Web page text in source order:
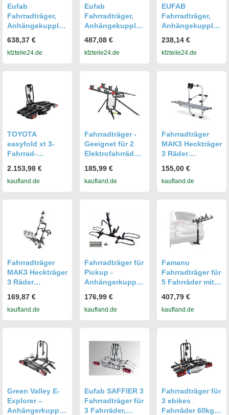
Eufab
Fahrradträger,
Anhängekupplu
Probc3 11602
638,37 €
kfzteile24.de
Eufab
Fahrradträger,
Anhängekupplu
Probc2 11600
487,08 €
kfzteile24.de
EUFAB
Fahrradträger,
Anhängekupplu
[CROW PLUS] für
11582
238,14 €
kfzteile24.de
TOYOTA
easyfold xt 3-
Fahrrad-
ng Fahrradträger
PW962-YS007 OE
2.153,98 €
kaufland.de
Fahrradträger -
Geeignet für 2
Elektrofahrräder
Anhängerkupplu
ngsmontage - E-
185,99 €
kaufland.de
Fahrradträger
MAK3 Heckträger
3 Räder
er Fahrrad Träger
155,00 €
kaufland.de
Fahrradträger
MAK3 Heckträger
3 Räder
er Fahrrad Träger
169,87 €
kaufland.de
Fahrradträger für
Pickup -
Anhängerkupplu
Heckträger - Für
Rennräder -
Plattform mit
Schloss &
Gurten - Für
Reifen bis 14 cm
176,99 €
kaufland.de
Famanu
Fahrradträger für
5 Fahrräder mit
ng und
Schnellverschlus
407,79 €
kaufland.de
Green Valley E-
Explorer –
Anhängerkupplu
Eufab SAFFIER 3
Fahrradträger für
3 Fahrräder,
Fahrradträger für
3 ebikes
Fahrräder 60kg